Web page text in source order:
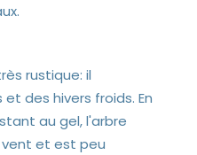
rustique: il
des hivers froids. En
au gel, l'arbre
et est peu